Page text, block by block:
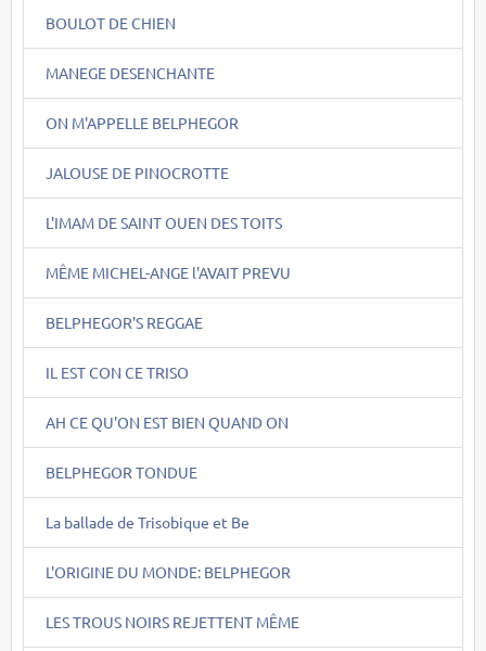
BOULOT DE CHIEN
MANEGE DESENCHANTE
ON M'APPELLE BELPHEGOR
JALOUSE DE PINOCROTTE
L'IMAM DE SAINT OUEN DES TOITS
MÊME MICHEL-ANGE l'AVAIT PREVU
BELPHEGOR'S REGGAE
IL EST CON CE TRISO
AH CE QU'ON EST BIEN QUAND ON
BELPHEGOR TONDUE
La ballade de Trisobique et Be
L'ORIGINE DU MONDE: BELPHEGOR
LES TROUS NOIRS REJETTENT MÊME